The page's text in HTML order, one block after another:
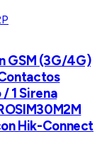
GSM (3G/4G)
1 Sirena
Hik-Connect